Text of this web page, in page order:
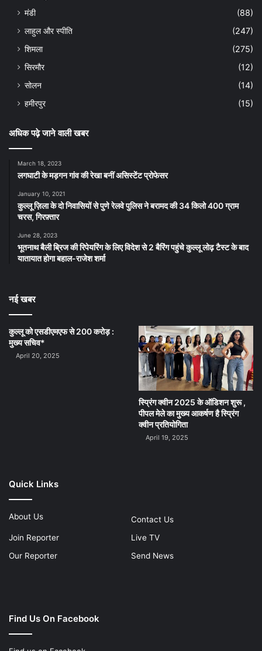
मंडी
(88)
लाहुल और स्पीति
(247)
शिमला
(275)
सिरमौर
(12)
सोलन
(14)
हमीरपुर
(15)
अधिक पढ़े जाने वाली खबर
March 18, 2023
लगघाटी के मड़गन गांव की रेखा बनीं असिस्टेंट प्रोफेसर
January 10, 2021
कुल्लू ज़िला के दो निवासियों से पुणे रेलवे पुलिस ने बरामद की 34 किलो 400 ग्राम
चरस, गिरफ़्तार
June 28, 2023
भूतनाथ बैली ब्रिज की रिपेयरिंग के लिए विदेश से 2 बैरिंग पहुंचे कुल्लू लोढ़ टैस्ट के बाद
यातायात होगा बहाल-राजेश शर्मा
नई खबर
कुल्लू को एसडीएमएफ से 200 करोड़ :
मुख्य सचिव*
April 20, 2025
स्प्रिंग क्वीन 2025 के ऑडिशन शुरू ,
पीपल मेले का मुख्य आकर्षण है स्प्रिंग
क्वीन प्रतियोगिता
April 19, 2025
Quick Links
About Us
Contact Us
Join Reporter
Live TV
Our Reporter
Send News
Find Us On Facebook